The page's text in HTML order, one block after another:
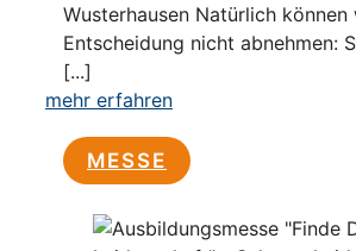
Wusterhausen Natürlich können
Entscheidung nicht abnehmen:
[...]
mehr erfahren
MESSE